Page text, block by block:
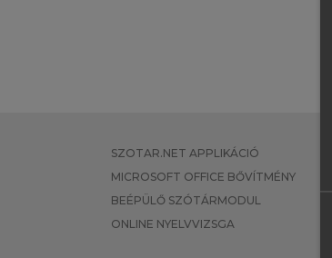
SZOTAR.NET APPLIKÁCIÓ
MICROSOFT OFFICE BŐVÍTMÉNY
BEÉPÜLŐ SZÓTÁRMODUL
ONLINE NYELVVIZSGA